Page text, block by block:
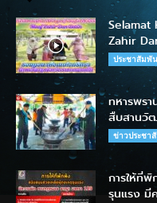
Selamat
Zahir
ประชาสัมพั
ทหารพร
สืบสานวั
ข่าวประชา
การให้ที่
รุนแรง มี